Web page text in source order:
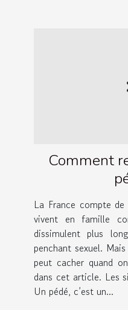
Comment
La France compte
vivent en famille
dissimulent plus
penchant sexuel.
peut cacher quand
dans cet article. Les
Un pédé, c’est un...